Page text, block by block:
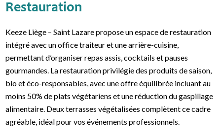
Restauration
Keeze Liège – Saint Lazare propose un espace de restauration
intégré avec un office traiteur et une arrière-cuisine,
permettant d’organiser repas assis, cocktails et pauses
gourmandes. La restauration privilégie des produits de saison,
bio et éco-responsables, avec une offre équilibrée incluant au
moins 50% de plats végétariens et une réduction du gaspillage
alimentaire. Deux terrasses végétalisées complètent ce cadre
agréable, idéal pour vos événements professionnels.